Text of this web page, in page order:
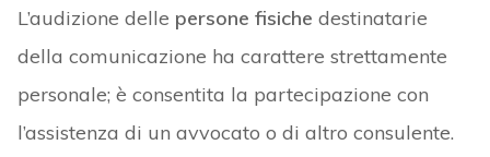
L’audizione delle persone fisiche destinatarie
della comunicazione ha carattere strettamente
personale; è consentita la partecipazione con
l’assistenza di un avvocato o di altro consulente.